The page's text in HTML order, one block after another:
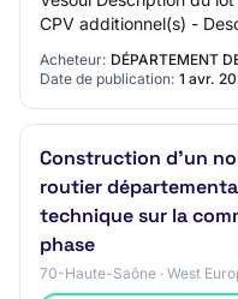
CPV additionnel(s) -
Lieu d'exécution du lot :
Acheteur: DÉPARTEMENT
Date de publication: 1 avr.
Construction d'un
routier
technique sur la
phase
70-Haute-Saône · West